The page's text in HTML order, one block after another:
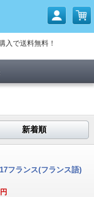
入で送料無料！
新着順
フランス(フランス語)
円